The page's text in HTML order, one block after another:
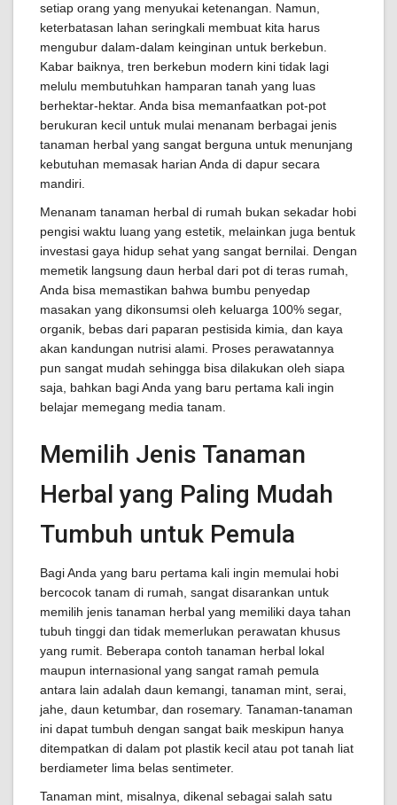
setiap orang yang menyukai ketenangan. Namun,
keterbatasan lahan seringkali membuat kita harus
mengubur dalam-dalam keinginan untuk berkebun.
Kabar baiknya, tren berkebun modern kini tidak lagi
melulu membutuhkan hamparan tanah yang luas
berhektar-hektar. Anda bisa memanfaatkan pot-pot
berukuran kecil untuk mulai menanam berbagai jenis
tanaman herbal yang sangat berguna untuk menunjang
kebutuhan memasak harian Anda di dapur secara
mandiri.
Menanam tanaman herbal di rumah bukan sekadar hobi
pengisi waktu luang yang estetik, melainkan juga bentuk
investasi gaya hidup sehat yang sangat bernilai. Dengan
memetik langsung daun herbal dari pot di teras rumah,
Anda bisa memastikan bahwa bumbu penyedap
masakan yang dikonsumsi oleh keluarga 100% segar,
organik, bebas dari paparan pestisida kimia, dan kaya
akan kandungan nutrisi alami. Proses perawatannya
pun sangat mudah sehingga bisa dilakukan oleh siapa
saja, bahkan bagi Anda yang baru pertama kali ingin
belajar memegang media tanam.
Memilih Jenis Tanaman
Herbal yang Paling Mudah
Tumbuh untuk Pemula
Bagi Anda yang baru pertama kali ingin memulai hobi
bercocok tanam di rumah, sangat disarankan untuk
memilih jenis tanaman herbal yang memiliki daya tahan
tubuh tinggi dan tidak memerlukan perawatan khusus
yang rumit. Beberapa contoh tanaman herbal lokal
maupun internasional yang sangat ramah pemula
antara lain adalah daun kemangi, tanaman mint, serai,
jahe, daun ketumbar, dan rosemary. Tanaman-tanaman
ini dapat tumbuh dengan sangat baik meskipun hanya
ditempatkan di dalam pot plastik kecil atau pot tanah liat
berdiameter lima belas sentimeter.
Tanaman mint, misalnya, dikenal sebagai salah satu